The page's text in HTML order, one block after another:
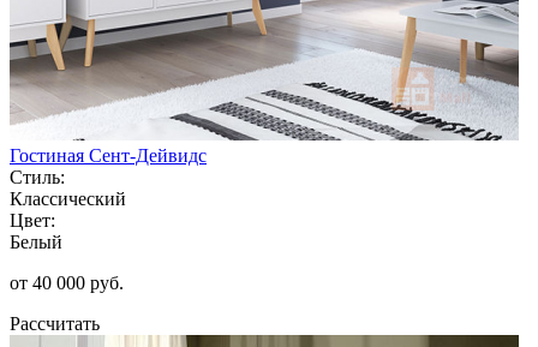
Гостиная Сент-Дейвидс
Стиль:
Классический
Цвет:
Белый
от 40 000 руб.
Рассчитать